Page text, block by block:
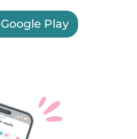
Google Play